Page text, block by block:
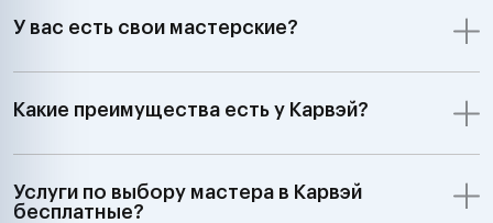
У вас есть свои мастерские?
Какие преимущества есть у Карвэй?
Услуги по выбору мастера в Карвэй
бесплатные?